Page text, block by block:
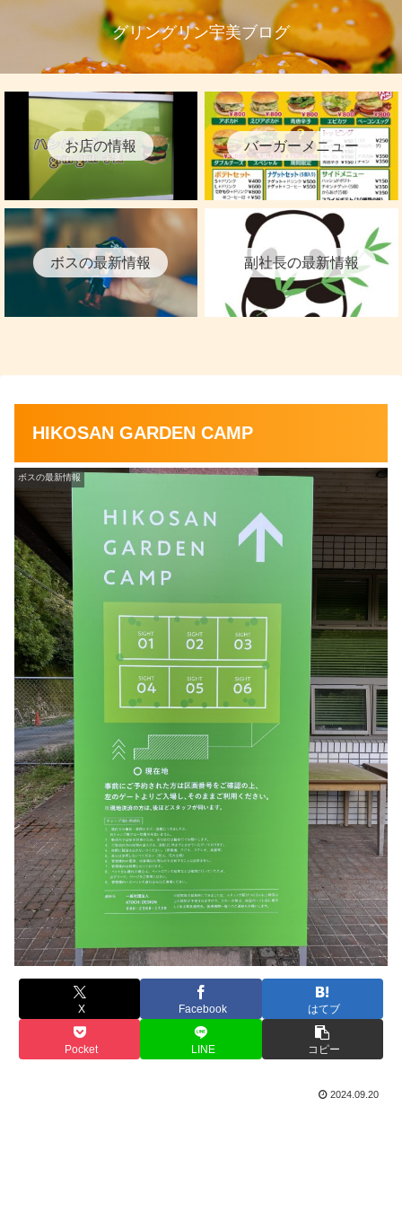
グリングリン宇美ブログ
お店の情報 バーガーメニュー
ボスの最新情報 副社長の最新情報
HIKOSAN GARDEN CAMP
ボスの最新情報
X Facebook はてブ
Pocket LINE コピー
2024.09.20